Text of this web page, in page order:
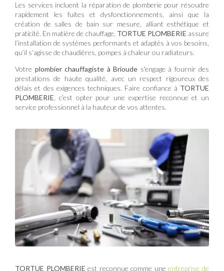
Les services incluent la réparation de plomberie pour résoudre
rapidement les fuites et dysfonctionnements, ainsi que la
création de salles de bain sur mesure, alliant esthétique et
praticité. En matière de chauffage, TORTUE PLOMBERIE assure
l’installation de systèmes performants et adaptés à vos besoins,
qu’il s’agisse de chaudières, pompes à chaleur ou radiateurs.
Votre plombier chauffagiste à Brioude s'engage à fournir des
prestations de haute qualité, avec un respect rigoureux des
délais et des exigences techniques. Faire confiance à TORTUE
PLOMBERIE , c’est opter pour une expertise reconnue et un
service professionnel à la hauteur de vos attentes.
TORTUE PLOMBERIE est reconnue comme uneentreprise de